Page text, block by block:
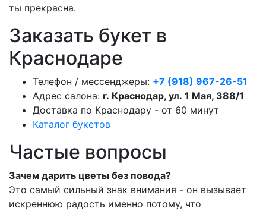
ты прекрасна.
Заказать букет в
Краснодаре
Телефон / мессенджеры: +7 (918) 967-26-51
Адрес салона: г. Краснодар, ул. 1 Мая, 388/1
Доставка по Краснодару - от 60 минут
Каталог букетов
Частые вопросы
Зачем дарить цветы без повода?
Это самый сильный знак внимания - он вызывает
искреннюю радость именно потому, что